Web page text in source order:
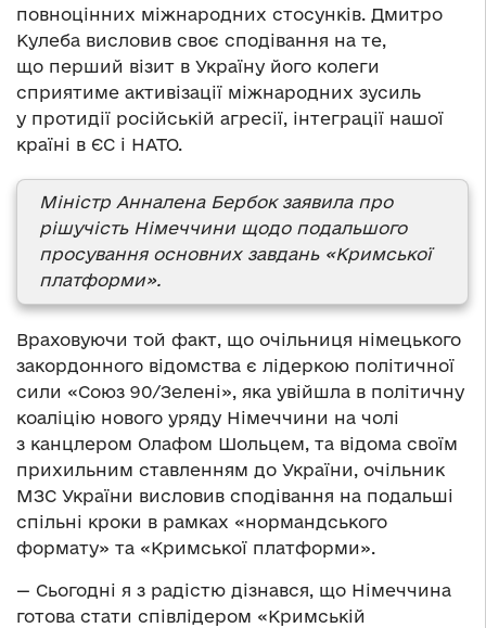
повноцінних міжнародних стосунків. Дмитро
Кулеба висловив своє сподівання на те,
що перший візит в Україну його колеги
сприятиме активізації міжнародних зусиль
у протидії російській агресії, інтеграції нашої
країні в ЄС і НАТО.
Міністр Анналена Бербок заявила про
рішучість Німеччини щодо подальшого
просування основних завдань «Кримської
платформи».
Враховуючи той факт, що очільниця німецького
закордонного відомства є лідеркою політичної
сили «Союз 90/Зелені», яка увійшла в політичну
коаліцію нового уряду Німеччини на чолі
з канцлером Олафом Шольцем, та відома своїм
прихильним ставленням до України, очільник
МЗС України висловив сподівання на подальші
спільні кроки в рамках «нормандського
формату» та «Кримської платформи».
— Сьогодні я з радістю дізнався, що Німеччина
готова стати співлідером «Кримській